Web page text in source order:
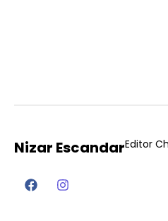
Nizar EscandarEditor